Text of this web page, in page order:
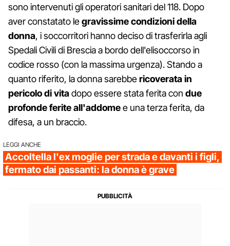
sono intervenuti gli operatori sanitari del 118. Dopo
aver constatato legravissime condizioni della
donna, i soccorritori hanno deciso di trasferirla agli
Spedali Civili di Brescia a bordo dell'elisoccorso in
codice rosso (con la massima urgenza). Stando a
quanto riferito, la donna sarebbericoverata in
pericolo di vitadopo essere stata ferita con due
profonde ferite all'addomee una terza ferita, da
difesa, a un braccio.
LEGGI ANCHE
Accoltella l'ex moglie per strada e davanti i figli,
fermato dai passanti: la donna è grave